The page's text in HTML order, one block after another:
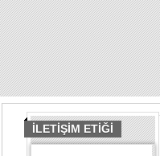
İLETİŞİM ETİĞİ